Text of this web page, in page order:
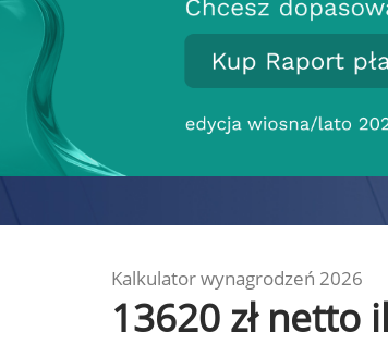
Kalkulator wynagrodzeń 2026
13620 zł